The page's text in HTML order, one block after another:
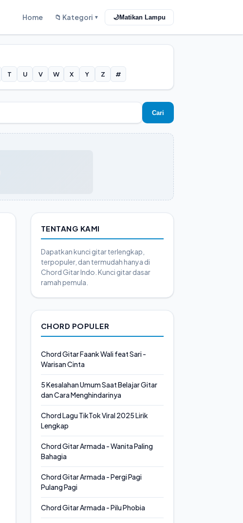
Home 📁 Kategori ▼ 🌙Matikan Lampu
T U V W X Y Z #
Cari
TENTANG KAMI
Dapatkan kunci gitar terlengkap,
terpopuler, dan termudah hanya di
Chord Gitar Indo. Kunci gitar dasar
ramah pemula.
CHORD POPULER
Chord Gitar Faank Wali feat Sari -
Warisan Cinta
5 Kesalahan Umum Saat Belajar Gitar
dan Cara Menghindarinya
Chord Lagu TikTok Viral 2025 Lirik
Lengkap
Chord Gitar Armada - Wanita Paling
Bahagia
Chord Gitar Armada - Pergi Pagi
Pulang Pagi
Chord Gitar Armada - Pilu Phobia